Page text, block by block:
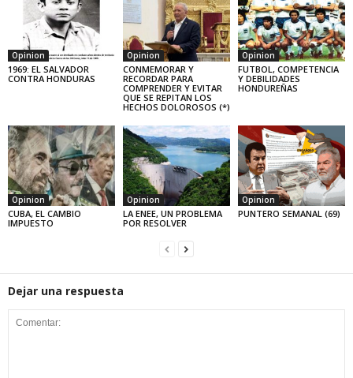
Opinion
1969: EL SALVADOR
CONTRA HONDURAS
Opinion
CONMEMORAR Y
RECORDAR PARA
COMPRENDER Y EVITAR
QUE SE REPITAN LOS
HECHOS DOLOROSOS (*)
Opinion
FUTBOL, COMPETENCIA
Y DEBILIDADES
HONDUREÑAS
Opinion
CUBA, EL CAMBIO
IMPUESTO
Opinion
LA ENEE, UN PROBLEMA
POR RESOLVER
Opinion
PUNTERO SEMANAL (69)
Dejar una respuesta